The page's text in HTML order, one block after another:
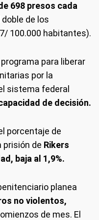
698 presos cada
de los
100.000 habitantes).
para liberar
por la
sistema federal
de decisión.
porcentaje de
prisión de Rikers
baja al 1,9%.
planea
no violentos,
de mes. El